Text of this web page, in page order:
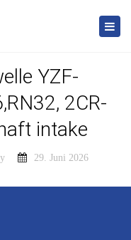
YZF-
2CR-
intake
29. Juni 2026